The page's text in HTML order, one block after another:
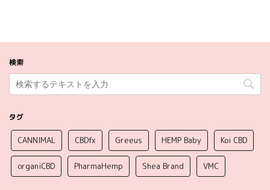
検索
タグ
CANNIMAL CBDfx Greeus HEMP Baby Koi CBD
organiCBD PharmaHemp Shea Brand VMC